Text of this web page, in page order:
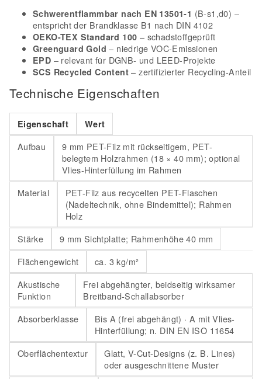
Schwerentflammbar nach EN 13501-1 (B-s1,d0) –
entspricht der Brandklasse B1 nach DIN 4102
OEKO-TEX Standard 100 – schadstoffgeprüft
Greenguard Gold – niedrige VOC-Emissionen
EPD – relevant für DGNB- und LEED-Projekte
SCS Recycled Content – zertifizierter Recycling-Anteil
Technische Eigenschaften
Eigenschaft Wert
Aufbau
9 mm PET-Filz mit rückseitigem, PET-
belegtem Holzrahmen (18 × 40 mm); optional
Vlies-Hinterfüllung im Rahmen
Material
PET-Filz aus recycelten PET-Flaschen
(Nadeltechnik, ohne Bindemittel); Rahmen
Holz
Stärke
9 mm Sichtplatte; Rahmenhöhe 40 mm
Flächengewicht
ca. 3 kg/m²
Akustische
Funktion
Frei abgehängter, beidseitig wirksamer
Breitband-Schallabsorber
Absorberklasse
Bis A (frei abgehängt) · A mit Vlies-
Hinterfüllung; n. DIN EN ISO 11654
Oberflächentextur
Glatt, V-Cut-Designs (z. B. Lines)
oder ausgeschnittene Muster